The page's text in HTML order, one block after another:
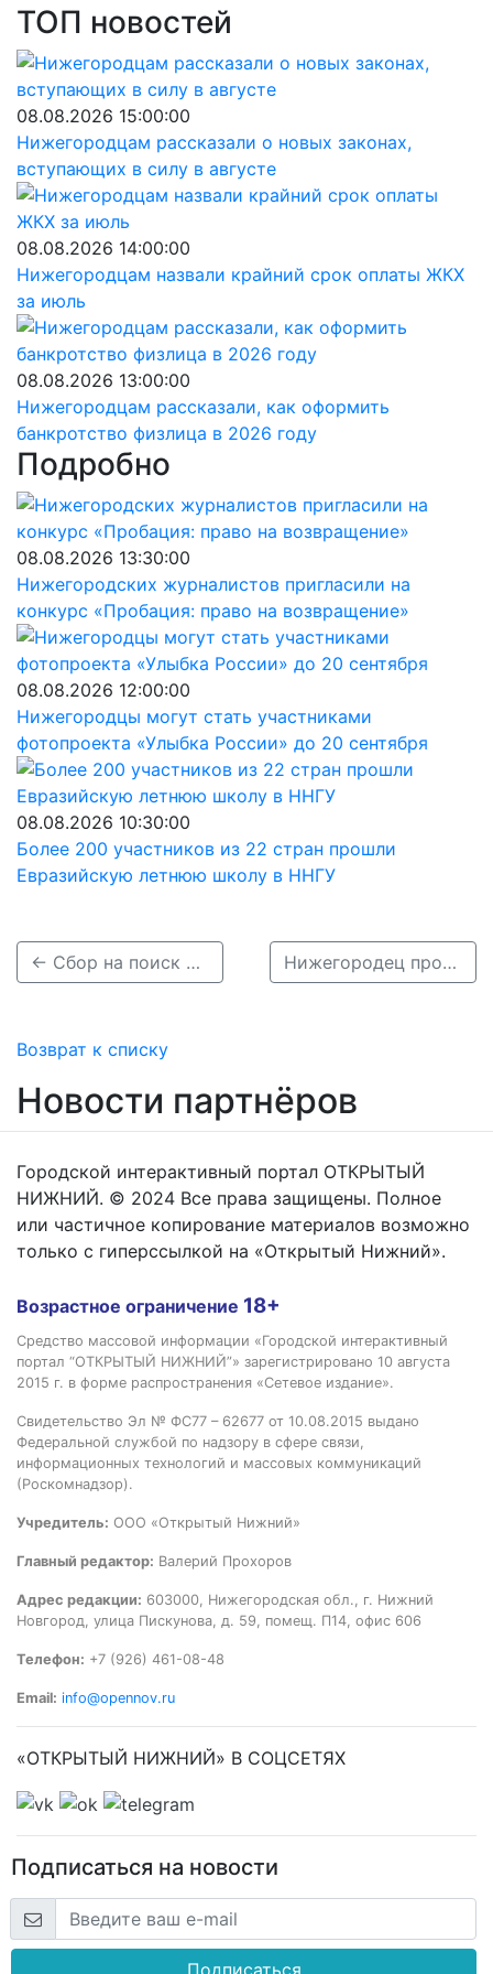
ТОП новостей
08.08.2026 15:00:00
Нижегородцам рассказали о новых законах,
вступающих в силу в августе
08.08.2026 14:00:00
Нижегородцам назвали крайний срок оплаты ЖКХ
за июль
08.08.2026 13:00:00
Нижегородцам рассказали, как оформить
банкротство физлица в 2026 году
Подробно
08.08.2026 13:30:00
Нижегородских журналистов пригласили на
конкурс «Пробация: право на возвращение»
08.08.2026 12:00:00
Нижегородцы могут стать участниками
фотопроекта «Улыбка России» до 20 сентября
08.08.2026 10:30:00
Более 200 участников из 22 стран прошли
Евразийскую летнюю школу в ННГУ
← Сбор на поиск 79-летнего Бориса Попова объявлен в Нижегородской области Нижегородец пропал по пути из Ардатова в Москву →
Возврат к списку
Новости партнёров
Городской интерактивный портал ОТКРЫТЫЙ
НИЖНИЙ. © 2024 Все права защищены. Полное
или частичное копирование материалов возможно
только с гиперссылкой на «Открытый Нижний».
Возрастное ограничение 18+
Средство массовой информации «Городской интерактивный
портал “ОТКРЫТЫЙ НИЖНИЙ”» зарегистрировано 10 августа
2015 г. в форме распространения «Сетевое издание».
Свидетельство Эл № ФС77 – 62677 от 10.08.2015 выдано
Федеральной службой по надзору в сфере связи,
информационных технологий и массовых коммуникаций
(Роскомнадзор).
Учредитель: ООО «Открытый Нижний»
Главный редактор: Валерий Прохоров
Адрес редакции: 603000, Нижегородская обл., г. Нижний
Новгород, улица Пискунова, д. 59, помещ. П14, офис 606
Телефон: +7 (926) 461-08-48
Email: info@opennov.ru
«ОТКРЫТЫЙ НИЖНИЙ» В СОЦСЕТЯХ
Подписаться на новости
Подписаться